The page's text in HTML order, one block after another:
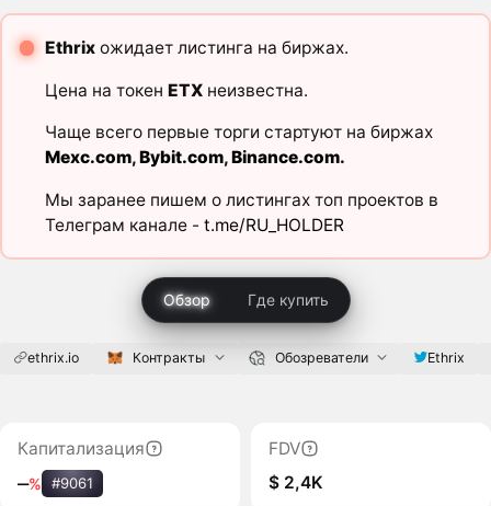
Ethrixожидает листинга на биржах.
Цена на токен ETXнеизвестна.
Чаще всего первые торги стартуют на биржах
Mexc.com,Bybit.com,Binance.com.
Мы заранее пишем о листингах топ проектов в
Телеграм канале - t.me/RU_HOLDER
Обзор Где купить
ethrix.io Контракты Обозреватели Ethrix
Капитализация
‒% #9061
FDV
$ 2,4K